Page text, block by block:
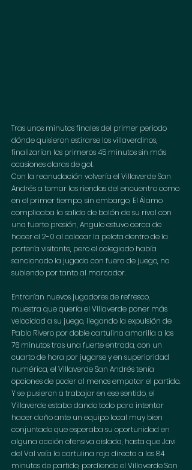
Tras unos minutos finales del primer periodo
dónde quisieron estirarse los villaverdinos,
finalizarían los primeros 45 minutos sin más
ocasiones claras de gol.
Con la reanudación volvería el Villaverde San
Andrés a tomar las riendas del encuentro como
en el primer tiempo, sin embargo, El Álamo
complicaba la salida de balón de su rival con
una fuerte presión, Angulo estuvo cerca de
hacer el 2-0 al colocar la pelota dentro de la
portería visitante, pero el colegiado había
sancionado la jugada con fuera de juego, no
subiendo por tanto al marcador.
Entrarían nuevos jugadores de refresco,
muestra que quería el Villaverde poner más
velocidad a su juego, llegando la expulsión de
Pablo Rivero por doble cartulina amarilla a los
76 minutos tras una fuerte entrada, con un
cuarto de hora por jugarse y en superioridad
numérica, el Villaverde San Andrés tenía
opciones de poder al menos empatar el partido.
Y se pusieron a trabajar en ese sentido, el
Villaverde estaba dando todo para intentar
hacer daño ante un equipo local muy bien
conjuntado que esperaba su oportunidad en
alguna acción ofensiva aislada, hasta que Javi
del Val veía la cartulina roja directa a los 84
minutos de partido, perdiendo el Villaverde San